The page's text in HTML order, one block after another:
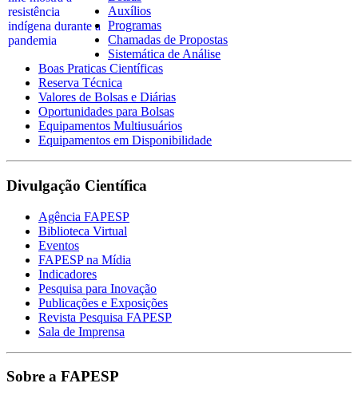
Auxílios
Programas
Chamadas de Propostas
Sistemática de Análise
Boas Praticas Científicas
Reserva Técnica
Valores de Bolsas e Diárias
Oportunidades para Bolsas
Equipamentos Multiusuários
Equipamentos em Disponibilidade
Divulgação Científica
Agência FAPESP
Biblioteca Virtual
Eventos
FAPESP na Mídia
Indicadores
Pesquisa para Inovação
Publicações e Exposições
Revista Pesquisa FAPESP
Sala de Imprensa
Sobre a FAPESP